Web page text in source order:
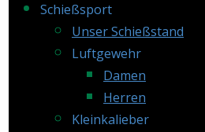
Schießsport
Unser Schießstand
Luftgewehr
Damen
Herren
Kleinkalieber